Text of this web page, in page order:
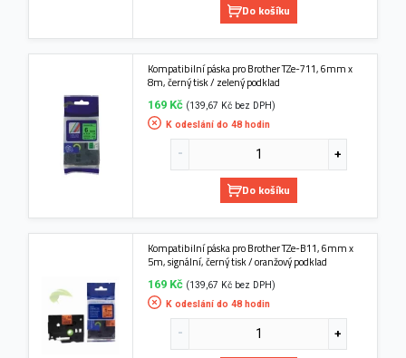
Do košíku
Kompatibilní páska pro Brother TZe-711, 6mm x
8m, černý tisk / zelený podklad
169 Kč (139,67 Kč bez DPH)
K odeslání do 48 hodin
Do košíku
Kompatibilní páska pro Brother TZe-B11, 6mm x
5m, signální, černý tisk / oranžový podklad
169 Kč (139,67 Kč bez DPH)
K odeslání do 48 hodin